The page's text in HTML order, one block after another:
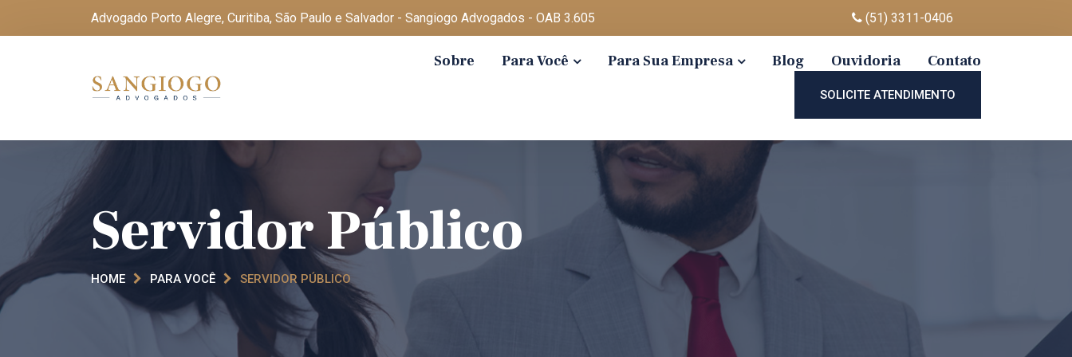
Advogado Porto Alegre, Curitiba, São Paulo e Salvador - Sangiogo Advogados - OAB 3.605 (51) 3311-0406
Sobre Para Você Para Sua Empresa Blog Ouvidoria Contato
SOLICITE ATENDIMENTO
Servidor Público
HOME PARA VOCÊ SERVIDOR PÚBLICO